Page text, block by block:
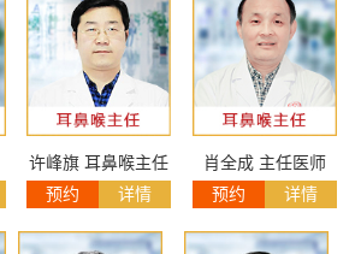
许峰旗 耳鼻喉主任
预约
详情
肖全成 主任医师
预约
详情